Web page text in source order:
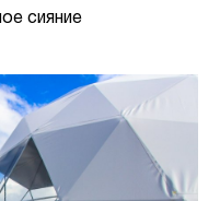
сияние